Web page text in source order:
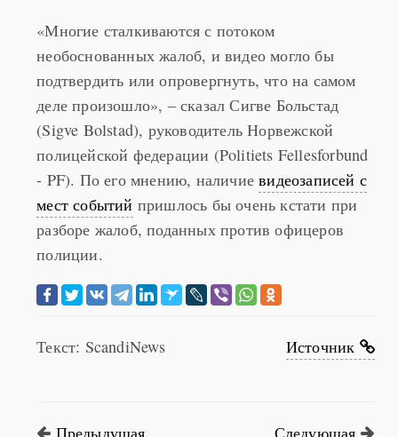
необоснованных жалоб, и видео могло бы
подтвердить или опровергнуть, что на самом
деле произошло», – сказал Сигве Больстад
(Sigve Bolstad), руководитель Норвежской
полицейской федерации (Politiets Fellesforbund
- PF). По его мнению, наличиевидеозаписей с
мест событийпришлось бы очень кстати при
разборе жалоб, поданных против офицеров
полиции.